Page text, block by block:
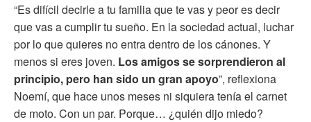
“Es difícil decirle a tu familia que te vas y peor es decir
que vas a cumplir tu sueño. En la sociedad actual, luchar
por lo que quieres no entra dentro de los cánones. Y
menos si eres joven. Los amigos se sorprendieron al
principio, pero han sido un gran apoyo”, reflexiona
Noemí, que hace unos meses ni siquiera tenía el carnet
de moto. Con un par. Porque… ¿quién dijo miedo?